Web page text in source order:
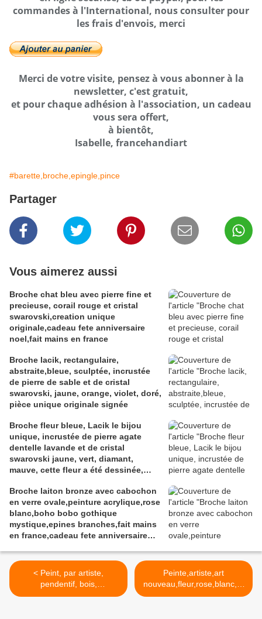
commandes à l'International, nous consulter pour
les frais d'envois, merci
Merci de votre visite, pensez à vous abonner à la
newsletter, c'est gratuit,
et pour chaque adhésion à l'association, un cadeau
vous sera offert,
à bientôt,
Isabelle, francehandiart
#barette,broche,epingle,pince
Partager
Vous aimerez aussi
Broche chat bleu avec pierre fine et
precieuse, corail rouge et cristal
swarovski,creation unique
originale,cadeau fete anniversaire
noel,fait mains en france
Broche lacik, rectangulaire,
abstraite,bleue, sculptée, incrustée
de pierre de sable et de cristal
swarovski, jaune, orange, violet, doré,
pièce unique originale signée
Broche fleur bleue, Lacik le bijou
unique, incrustée de pierre agate
dentelle lavande et de cristal
swarovski jaune, vert, diamant,
mauve, cette fleur a été dessinée,
bijou, les pierreries et cristallerires
ont été incrustées à la cuisson,
peinture et vernis acrylique, pièce
originale unique et signée au dos.
Broche laiton bronze avec cabochon
en verre ovale,peinture acrylique,rose
blanc,boho bobo gothique
mystique,epines branches,fait mains
en france,cadeau fete anniversaire
< Peint, par artiste,
pendentif, bois,
naturel,oval,cabochon oval
Peinte,artiste,art
nouveau,fleur,rose,blanc,br
oche,argent,tibetain,carré,2